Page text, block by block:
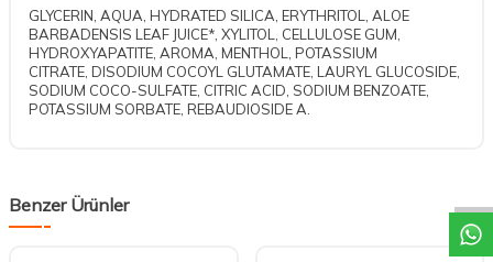
GLYCERIN, AQUA, HYDRATED SILICA, ERYTHRITOL, ALOE
BARBADENSIS LEAF JUICE*, XYLITOL, CELLULOSE GUM,
HYDROXYAPATITE, AROMA, MENTHOL, POTASSIUM
CITRATE, DISODIUM COCOYL GLUTAMATE, LAURYL GLUCOSIDE,
SODIUM COCO-SULFATE, CITRIC ACID, SODIUM BENZOATE,
POTASSIUM SORBATE, REBAUDIOSIDE A.
Benzer Ürünler